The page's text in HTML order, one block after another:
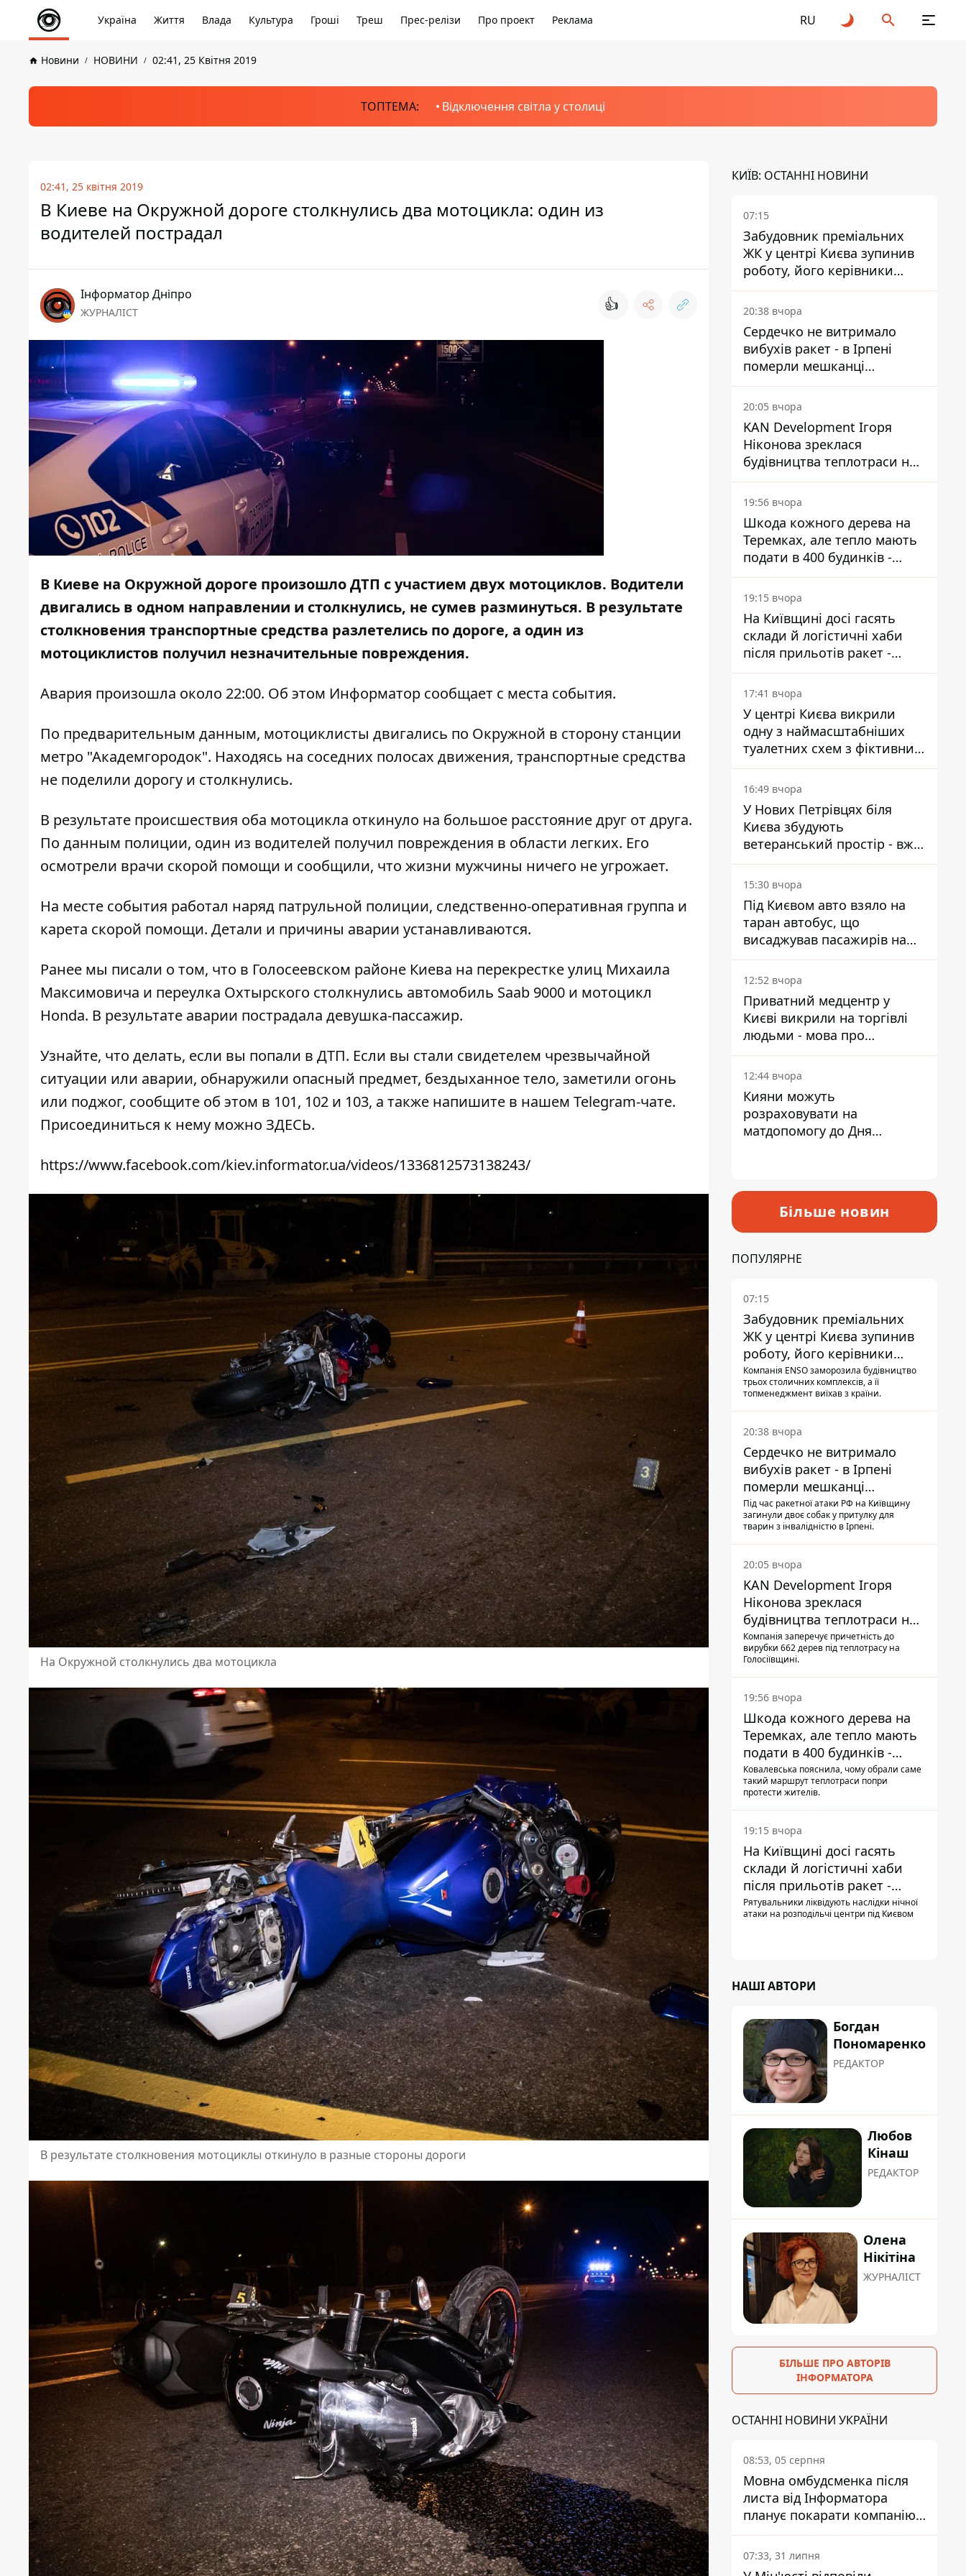
Україна Життя Влада Культура Гроші Треш Прес-релізи Про проект Реклама RU
Новини НОВИНИ 02:41, 25 Квітня 2019
ТОПТЕМА: Відключення світла у столиці
02:41, 25 квітня 2019
В Киеве на Окружной дороге столкнулись два мотоцикла: один из
водителей пострадал
Інформатор Дніпро
ЖУРНАЛІСТ 👍
В Киеве на Окружной дороге произошло ДТП с участием двух мотоциклов. Водители
двигались в одном направлении и столкнулись, не сумев разминуться. В результате
столкновения транспортные средства разлетелись по дороге, а один из
мотоциклистов получил незначительные повреждения.
Авария произошла около 22:00. Об этом Информатор сообщает с места события.
По предварительным данным, мотоциклисты двигались по Окружной в сторону станции
метро "Академгородок". Находясь на соседних полосах движения, транспортные средства
не поделили дорогу и столкнулись.
В результате происшествия оба мотоцикла откинуло на большое расстояние друг от друга.
По данным полиции, один из водителей получил повреждения в области легких. Его
осмотрели врачи скорой помощи и сообщили, что жизни мужчины ничего не угрожает.
На месте события работал наряд патрульной полиции, следственно-оперативная группа и
карета скорой помощи. Детали и причины аварии устанавливаются.
Ранее мы писали о том, что в Голосеевском районе Киева на перекрестке улиц Михаила
Максимовича и переулка Охтырского столкнулись автомобиль Saab 9000 и мотоцикл
Honda. В результате аварии пострадала девушка-пассажир.
Узнайте, что делать, если вы попали в ДТП. Если вы стали свидетелем чрезвычайной
ситуации или аварии, обнаружили опасный предмет, бездыханное тело, заметили огонь
или поджог, сообщите об этом в 101, 102 и 103, а также напишите в нашем Telegram-чате.
Присоединиться к нему можно ЗДЕСЬ.
https://www.facebook.com/kiev.informator.ua/videos/1336812573138243/
На Окружной столкнулись два мотоцикла
В результате столкновения мотоциклы откинуло в разные стороны дороги
КИЇВ: ОСТАННІ НОВИНИ
07:15
Забудовник преміальних
ЖК у центрі Києва зупинив
роботу, його керівники
втекли з України - Bihus.info
20:38 вчора
Сердечко не витримало
вибухів ракет - в Ірпені
померли мешканці
притулку для собак з
інвалідністю
20:05 вчора
KAN Development Ігоря
Ніконова зреклася
будівництва теплотраси на
Теремках
19:56 вчора
Шкода кожного дерева на
Теремках, але тепло мають
подати в 400 будинків -
депутатка Київради
19:15 вчора
На Київщині досі гасять
склади й логістичні хаби
після прильотів ракет -
ДСНС
17:41 вчора
У центрі Києва викрили
одну з наймасштабніших
туалетних схем з фіктивним
будинком
16:49 вчора
У Нових Петрівцях біля
Києва збудують
ветеранський простір - вже
знайшли проєктанта
15:30 вчора
Під Києвом авто взяло на
таран автобус, що
висаджував пасажирів на
зупинці - пасажирка в
лікарні
12:52 вчора
Приватний медцентр у
Києві викрили на торгівлі
людьми - мова про
сурогатне материнство
12:44 вчора
Кияни можуть
розраховувати на
матдопомогу до Дня
Більше новин
ПОПУЛЯРНЕ
07:15
Забудовник преміальних
ЖК у центрі Києва зупинив
роботу, його керівники
втекли з України - Bihus.info
Компанія ENSO заморозила будівництво
трьох столичних комплексів, а її
топменеджмент виїхав з країни.
20:38 вчора
Сердечко не витримало
вибухів ракет - в Ірпені
померли мешканці
притулку для собак з
інвалідністю
Під час ракетної атаки РФ на Київщину
загинули двоє собак у притулку для
тварин з інвалідністю в Ірпені.
20:05 вчора
KAN Development Ігоря
Ніконова зреклася
будівництва теплотраси на
Теремках
Компанія заперечує причетність до
вирубки 662 дерев під теплотрасу на
Голосіївщині.
19:56 вчора
Шкода кожного дерева на
Теремках, але тепло мають
подати в 400 будинків -
депутатка Київради
Ковалевська пояснила, чому обрали саме
такий маршрут теплотраси попри
протести жителів.
19:15 вчора
На Київщині досі гасять
склади й логістичні хаби
після прильотів ракет -
ДСНС
Рятувальники ліквідують наслідки нічної
атаки на розподільчі центри під Києвом
НАШІ АВТОРИ
Богдан
Пономаренко
РЕДАКТОР
Любов
Кінаш
РЕДАКТОР
Олена
Нікітіна
ЖУРНАЛІСТ
БІЛЬШЕ ПРО АВТОРІВ
ІНФОРМАТОРА
ОСТАННІ НОВИНИ УКРАЇНИ
08:53, 05 серпня
Мовна омбудсменка після
листа від Інформатора
планує покарати компанію-
підрядника ПриватБанку
07:33, 31 липня